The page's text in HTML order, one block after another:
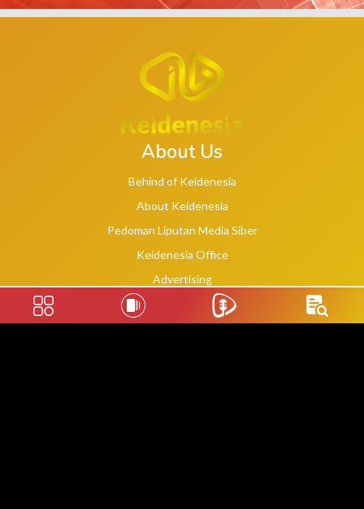
About Us
Behind of Keidenesia
About Keidenesia
Pedoman Liputan Media Siber
Keidenesia Office
Advertising
Terms of Service
Privacy Policy